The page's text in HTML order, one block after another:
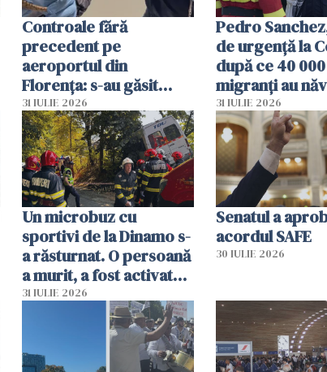
Controale fără
precedent pe
aeroportul din
Florența: s-au găsit
capete de aligator și o
sumă imensă de bani
31 IULIE 2026
Pedro
de urgență la
după ce 40
migranți au
teritoriul
mobiliza toate
resursele"
31 IULIE 2026
Un microbuz cu
sportivi de la Dinamo s-
a răsturnat. O persoană
a murit, a fost activat
planul roșu de
31 IULIE 2026
Senatul a
acordul SAFE
30 IULIE 2026